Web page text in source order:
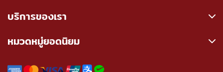
บริการของเรา
หมวดหมู่ยอดนิยม